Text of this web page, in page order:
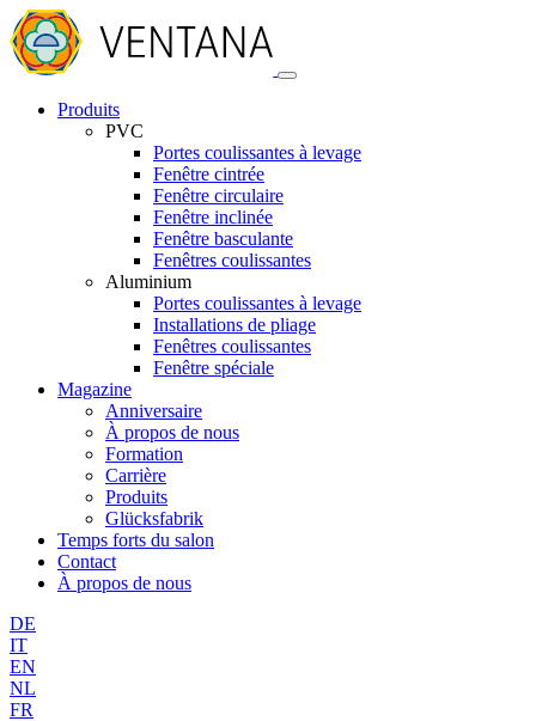
Produits
PVC
Portes coulissantes à levage
Fenêtre cintrée
Fenêtre circulaire
Fenêtre inclinée
Fenêtre basculante
Fenêtres coulissantes
Aluminium
Portes coulissantes à levage
Installations de pliage
Fenêtres coulissantes
Fenêtre spéciale
Magazine
Anniversaire
À propos de nous
Formation
Carrière
Produits
Glücksfabrik
Temps forts du salon
Contact
À propos de nous
DE
IT
EN
NL
FR